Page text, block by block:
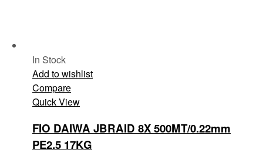
In Stock
Add to wishlist
Compare
Quick View
FIO DAIWA JBRAID 8X 500MT/0.22mm
PE2.5 17KG